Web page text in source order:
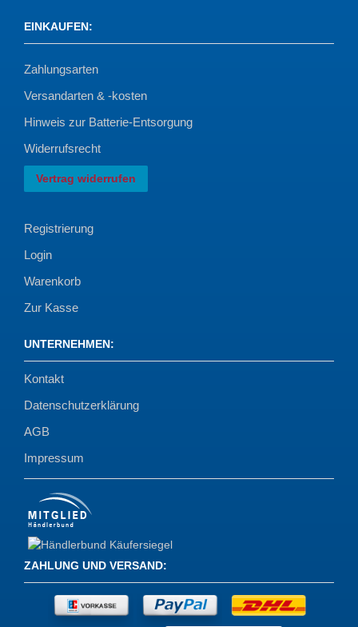
EINKAUFEN:
Zahlungsarten
Versandarten & -kosten
Hinweis zur Batterie-Entsorgung
Widerrufsrecht
Vertrag widerrufen
Registrierung
Login
Warenkorb
Zur Kasse
UNTERNEHMEN:
Kontakt
Datenschutzerklärung
AGB
Impressum
ZAHLUNG UND VERSAND: